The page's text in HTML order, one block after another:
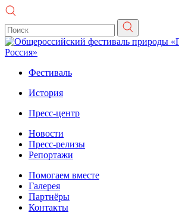
Фестиваль
История
Пресс-центр
Новости
Пресс-релизы
Репортажи
Помогаем вместе
Галерея
Партнёры
Контакты